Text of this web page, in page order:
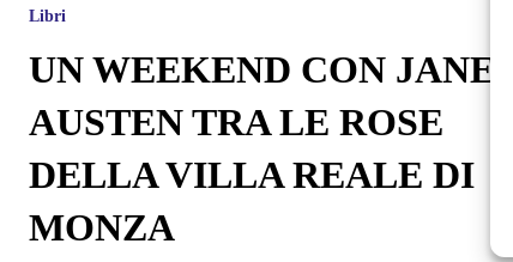
Libri
UN WEEKEND CON JANE
AUSTEN TRA LE ROSE
DELLA VILLA REALE DI
MONZA